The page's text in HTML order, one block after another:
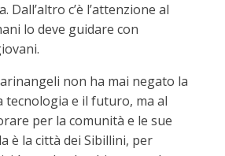
Dall’altro c’è l’attenzione al
lo deve guidare con
non ha mai negato la
tecnologia e il futuro, ma al
per la comunità e le sue
è la città dei Sibillini, per